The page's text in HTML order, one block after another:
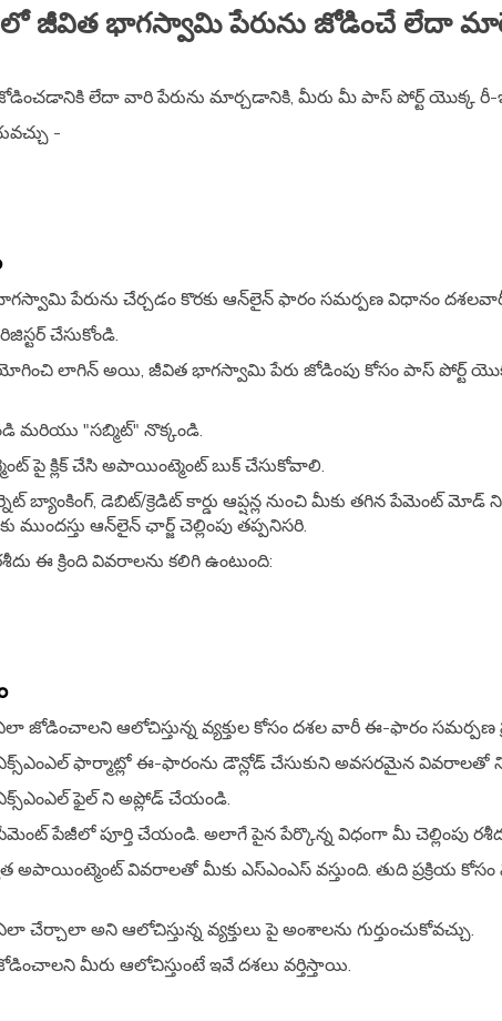
లో జీవిత భాగస్వామి పేరును జోడించే లేదా
లేదా వారి పేరును మార్చడానికి, మీరు మీ పాస్ పోర్ట్ యొక్క రీ-
-
పేరును చేర్చడం కొరకు ఆన్‌లైన్ ఫారం సమర్పణ విధానం
చేసుకోండి.
లాగిన్ అయి, జీవిత భాగస్వామి పేరు జోడింపు కోసం పాస్ పోర్ట్ యొక్క
మరియు "సబ్మిట్" నొక్కండి.
పై క్లిక్ చేసి అపాయింట్మెంట్ బుక్ చేసుకోవాలి.
డెబిట్/క్రెడిట్ కార్డు ఆప్షన్ల నుంచి మీకు తగిన పేమెంట్ మోడ్
ముందస్తు ఆన్‌లైన్ ఛార్జ్ చెల్లింపు తప్పనిసరి.
ఈ క్రింది వివరాలను కలిగి ఉంటుంది:
ఆలోచిస్తున్న వ్యక్తుల కోసం దశల వారీ ఈ-ఫారం సమర్పణ
ఫార్మాట్లో ఈ-ఫారంను డౌన్లోడ్ చేసుకుని అవసరమైన వివరాలతో
ఫైల్ ని అప్లోడ్ చేయండి.
పేజీలో పూర్తి చేయండి. అలాగే పైన పేర్కొన్న విధంగా మీ చెల్లింపు
వివరాలతో మీకు ఎస్ఎంఎస్ వస్తుంది. తుది ప్రక్రియ
అని ఆలోచిస్తున్న వ్యక్తులు పై అంశాలను గుర్తుంచుకోవచ్చు.
మీరు ఆలోచిస్తుంటే ఇవే దశలు వర్తిస్తాయి.